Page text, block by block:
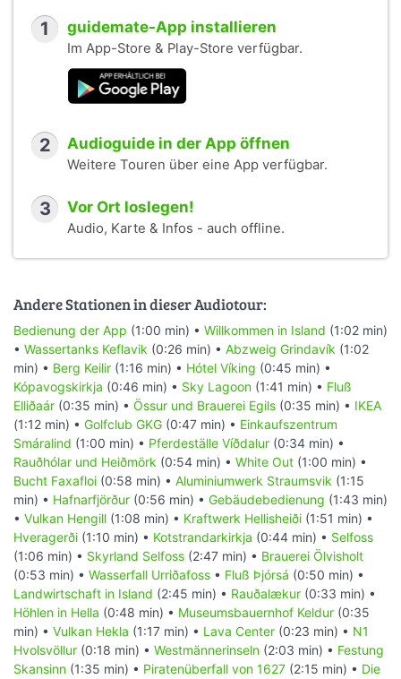
1 guidemate-App installieren
Im App-Store & Play-Store verfügbar.
2 Audioguide in der App öffnen
Weitere Touren über eine App verfügbar.
3 Vor Ort loslegen!
Audio, Karte & Infos - auch offline.
Andere Stationen in dieser Audiotour:
Bedienung der App (1:00 min) • Willkommen in Island (1:02 min)
• Wassertanks Keflavik (0:26 min) • Abzweig Grindavík (1:02
min) • Berg Keilir (1:16 min) • Hótel Víking (0:45 min) •
Kópavogskirkja (0:46 min) • Sky Lagoon (1:41 min) • Fluß
Elliðaár (0:35 min) • Össur und Brauerei Egils (0:35 min) • IKEA
(1:12 min) • Golfclub GKG (0:47 min) • Einkaufszentrum
Smáralind (1:00 min) • Pferdeställe Víðdalur (0:34 min) •
Rauðhólar und Heiðmörk (0:54 min) • White Out (1:00 min) •
Bucht Faxafloi (0:58 min) • Aluminiumwerk Straumsvik (1:15
min) • Hafnarfjörður (0:56 min) • Gebäudebedienung (1:43 min)
• Vulkan Hengill (1:08 min) • Kraftwerk Hellisheiði (1:51 min) •
Hveragerði (1:10 min) • Kotstrandarkirkja (0:44 min) • Selfoss
(1:06 min) • Skyrland Selfoss (2:47 min) • Brauerei Ölvisholt
(0:53 min) • Wasserfall Urriðafoss • Fluß Þjórsá (0:50 min) •
Landwirtschaft in Island (2:45 min) • Rauðalækur (0:33 min) •
Höhlen in Hella (0:48 min) • Museumsbauernhof Keldur (0:35
min) • Vulkan Hekla (1:17 min) • Lava Center (0:23 min) • N1
Hvolsvöllur (0:18 min) • Westmännerinseln (2:03 min) • Festung
Skansinn (1:35 min) • Piratenüberfall von 1627 (2:15 min) • Die